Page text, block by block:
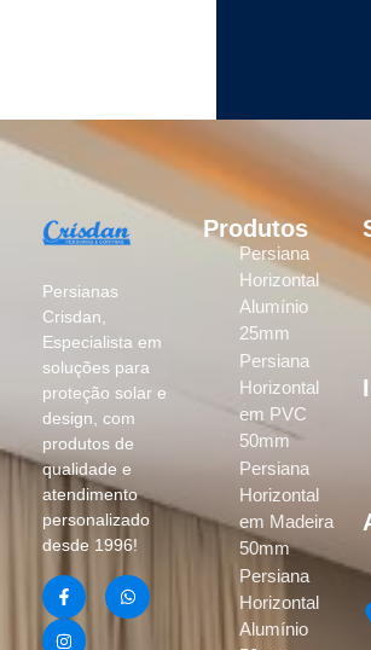
Persianas
Crisdan,
Especialista em
soluções para
proteção solar e
design, com
produtos de
qualidade e
atendimento
personalizado
desde 1996!
Produtos
Persiana
Horizontal
Alumínio
25mm
Persiana
Horizontal
em PVC
50mm
Persiana
Horizontal
em Madeira
50mm
Persiana
Horizontal
Alumínio